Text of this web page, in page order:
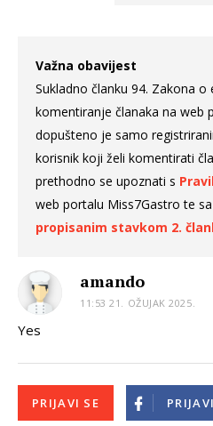
Važna obavijest
Sukladno članku 94. Zakona
komentiranje članaka na web
dopušteno je samo
korisnik koji želi komentirati
prethodno se upoznati s
web portalu Miss7Gastro te sa
propisanim stavkom 2.
amando
11:53 21. OŽUJAK 2025.
Yes
PRIJAVI SE